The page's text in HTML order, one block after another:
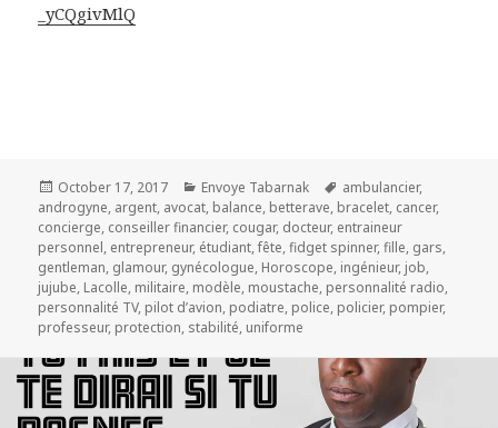
_yCQgivMlQ
Posted
on
October 17, 2017 Categories
Envoye Tabarnak Tags
ambulancier,
androgyne, argent, avocat, balance, betterave, bracelet, cancer,
concierge, conseiller financier, cougar, docteur, entraineur
personnel, entrepreneur, étudiant,fête,fidget spinner,fille, gars,
gentleman, glamour, gynécologue, Horoscope, ingénieur, job,
jujube, Lacolle, militaire, modèle, moustache, personnalité radio,
personnalité TV, pilot d’avion, podiatre, police, policier, pompier,
professeur, protection, stabilité, uniforme